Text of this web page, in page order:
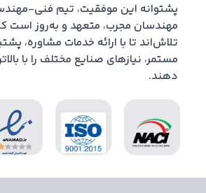
پشتوانه این موفقیت، تیم فنی-
مهندسان مجرب، متعهد و به‌روز است
تلاش‌اند تا با ارائه خدمات مشاوره،
مستمر، نیازهای صنایع مختلف را با
دهند.